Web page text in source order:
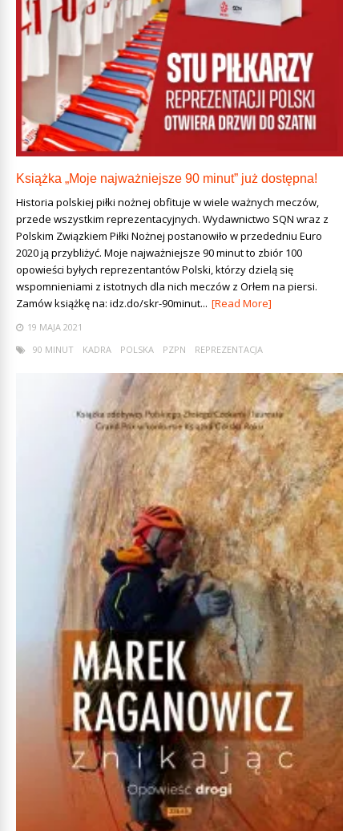
Książka „Moje najważniejsze 90 minut” już dostępna!
Historia polskiej piłki nożnej obfituje w wiele ważnych meczów,
przede wszystkim reprezentacyjnych. Wydawnictwo SQN wraz z
Polskim Związkiem Piłki Nożnej postanowiło w przededniu Euro
2020 ją przybliżyć. Moje najważniejsze 90 minut to zbiór 100
opowieści byłych reprezentantów Polski, którzy dzielą się
wspomnieniami z istotnych dla nich meczów z Orłem na piersi.
Zamów książkę na: idz.do/skr-90minut... [Read More]
19 MAJA 2021
90 MINUT
KADRA POLSKA PZPN REPREZENTACJA